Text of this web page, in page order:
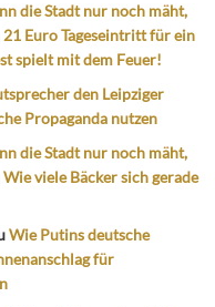
die Stadt nur noch mäht,
21 Euro Tageseintritt für ein
spielt mit dem Feuer!
den Leipziger
Propaganda nutzen
die Stadt nur noch mäht,
Wie viele Bäcker sich gerade
Wie Putins deutsche
für